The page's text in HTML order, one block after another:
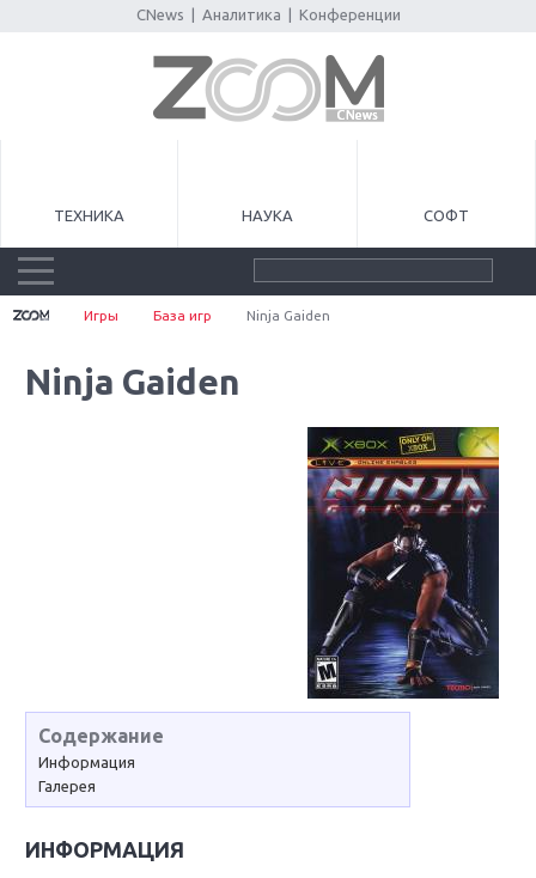
CNews Аналитика Конференции
ТЕХНИКА НАУКА СОФТ
Игры База игр Ninja Gaiden
Ninja Gaiden
Содержание
Информация
Галерея
ИНФОРМАЦИЯ